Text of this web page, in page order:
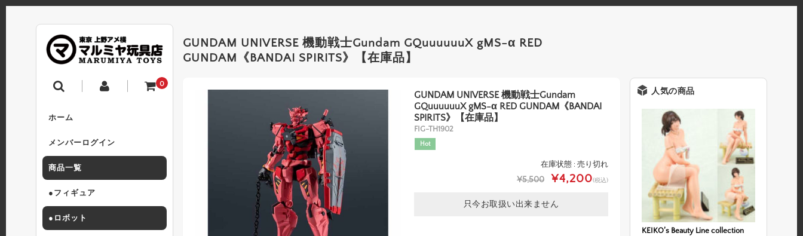
0
ホーム
メンバーログイン
商品一覧
●フィギュア
●ロボット
GUNDAM UNIVERSE 機動戦士Gundam GQuuuuuuX gMS-α RED
GUNDAM《BANDAI SPIRITS》【在庫品】
GUNDAM UNIVERSE 機動戦士Gundam
GQuuuuuuX gMS-α RED GUNDAM《BANDAI
SPIRITS》【在庫品】
FIG-TH1902
Hot
在庫状態 : 売り切れ
¥5,500 ¥4,200(税込)
只今お取扱い出来ません
人気の商品
KEIKO’s Beauty Line collection